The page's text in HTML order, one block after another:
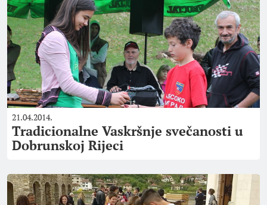
21.04.2014.
Tradicionalne Vaskršnje svečanosti u
Dobrunskoj Rijeci